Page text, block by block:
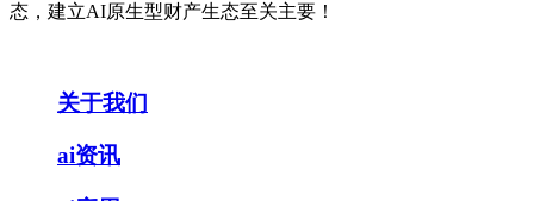
态，建立AI原生型财产生态至关主要！
关于我们
ai资讯